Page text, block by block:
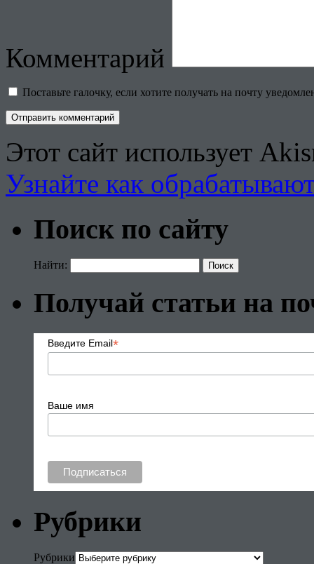
Комментарий
Поставьте галочку, если хотите получать на почту
Этот сайт использует
Узнайте как
Поиск по сайту
Найти:
Получай статьи на
Введите Email*
Ваше имя
Рубрики
Рубрики